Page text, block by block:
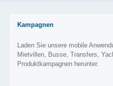
Kampagnen
Laden Sie unsere mobile
Mietvillen, Busse, Transfers,
Produktkampagnen herunter.